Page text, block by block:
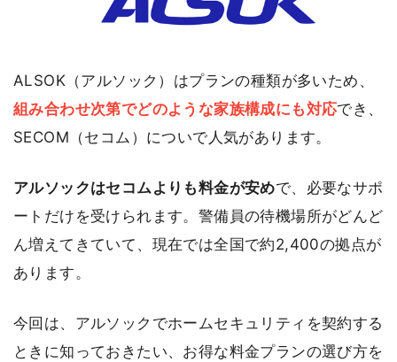
ALSOK（アルソック）はプランの種類が多いため、
組み合わせ次第でどのような家族構成にも対応でき、
SECOM（セコム）についで人気があります。
アルソックはセコムよりも料金が安めで、必要なサポ
ートだけを受けられます。警備員の待機場所がどんど
ん増えてきていて、現在では全国で約2,400の拠点が
あります。
今回は、アルソックでホームセキュリティを契約する
ときに知っておきたい、お得な料金プランの選び方を